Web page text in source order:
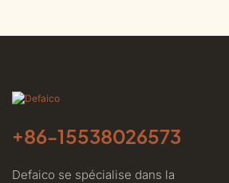
+86-15538026573
Defaico se spécialise dans la